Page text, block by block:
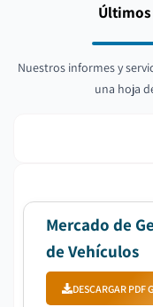
Nuestros informes y
una hoja
Mercado de
de Vehículos
DESCARGAR PDF